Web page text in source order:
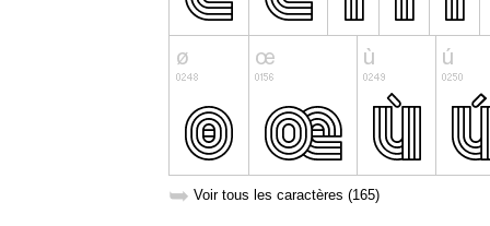
➥ Voir tous les caractères (165)